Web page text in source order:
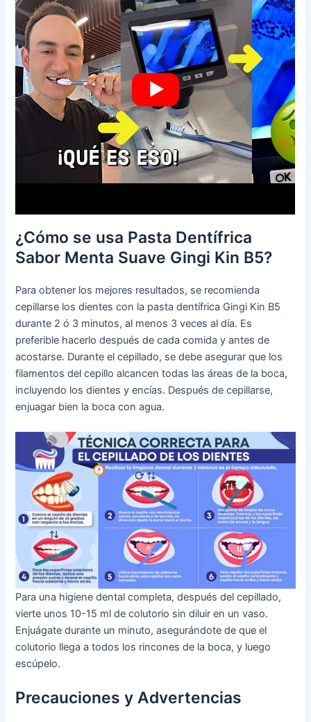
¿Cómo se usa Pasta Dentífrica
Sabor Menta Suave Gingi Kin B5?
Para obtener los mejores resultados, se recomienda
cepillarse los dientes con la pasta dentífrica Gingi Kin B5
durante 2 ó 3 minutos, al menos 3 veces al día. Es
preferible hacerlo después de cada comida y antes de
acostarse. Durante el cepillado, se debe asegurar que los
filamentos del cepillo alcancen todas las áreas de la boca,
incluyendo los dientes y encías. Después de cepillarse,
enjuagar bien la boca con agua.
Para una higiene dental completa, después del cepillado,
vierte unos 10-15 ml de colutorio sin diluir en un vaso.
Enjuágate durante un minuto, asegurándote de que el
colutorio llega a todos los rincones de la boca, y luego
escúpelo.
Precauciones y Advertencias